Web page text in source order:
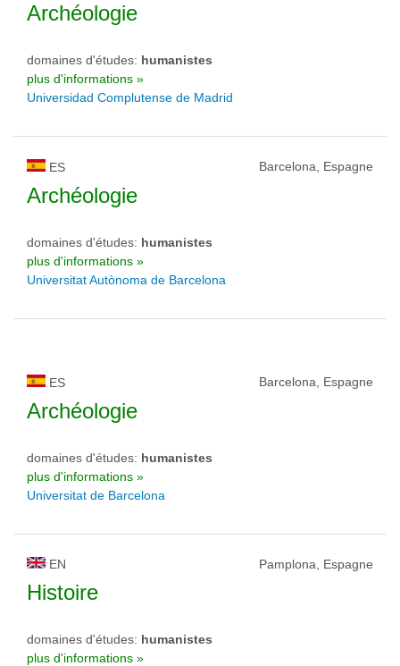
Archéologie
domaines d'études: humanistes
plus d'informations »
Universidad Complutense de Madrid
ES Barcelona, Espagne
Archéologie
domaines d'études: humanistes
plus d'informations »
Universitat Autònoma de Barcelona
ES Barcelona, Espagne
Archéologie
domaines d'études: humanistes
plus d'informations »
Universitat de Barcelona
EN Pamplona, Espagne
Histoire
domaines d'études: humanistes
plus d'informations »